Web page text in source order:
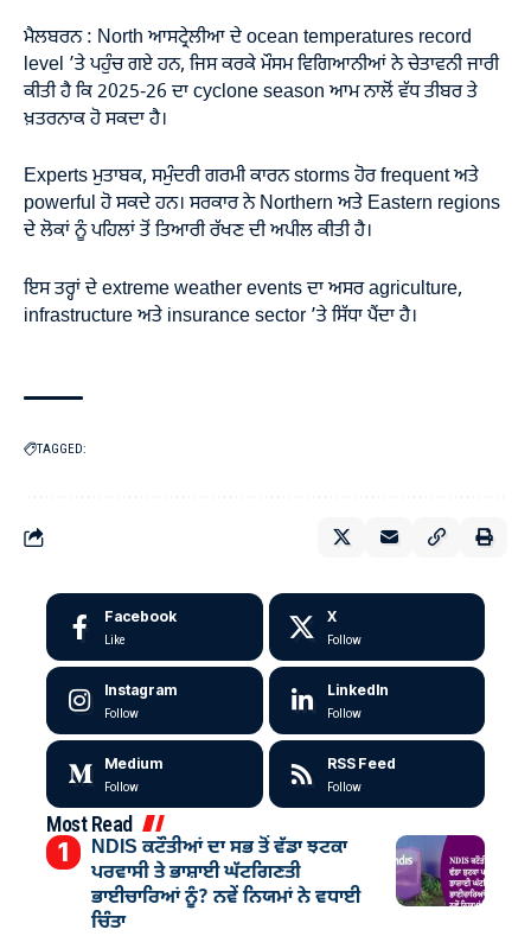
ਮੈਲਬਰਨ : North ਆਸਟ੍ਰੇਲੀਆ ਦੇ ocean temperatures record
level ’ਤੇ ਪਹੁੰਚ ਗਏ ਹਨ, ਜਿਸ ਕਰਕੇ ਮੌਸਮ ਵਿਗਿਆਨੀਆਂ ਨੇ ਚੇਤਾਵਨੀ ਜਾਰੀ
ਕੀਤੀ ਹੈ ਕਿ 2025-26 ਦਾ cyclone season ਆਮ ਨਾਲੋਂ ਵੱਧ ਤੀਬਰ ਤੇ
ਖ਼ਤਰਨਾਕ ਹੋ ਸਕਦਾ ਹੈ।
Experts ਮੁਤਾਬਕ, ਸਮੁੰਦਰੀ ਗਰਮੀ ਕਾਰਨ storms ਹੋਰ frequent ਅਤੇ
powerful ਹੋ ਸਕਦੇ ਹਨ। ਸਰਕਾਰ ਨੇ Northern ਅਤੇ Eastern regions
ਦੇ ਲੋਕਾਂ ਨੂੰ ਪਹਿਲਾਂ ਤੋਂ ਤਿਆਰੀ ਰੱਖਣ ਦੀ ਅਪੀਲ ਕੀਤੀ ਹੈ।
ਇਸ ਤਰ੍ਹਾਂ ਦੇ extreme weather events ਦਾ ਅਸਰ agriculture,
infrastructure ਅਤੇ insurance sector ’ਤੇ ਸਿੱਧਾ ਪੈਂਦਾ ਹੈ।
TAGGED:
Facebook
Like
X
Follow
Instagram
Follow
LinkedIn
Follow
Medium
Follow
RSS Feed
Follow
Most Read
NDIS ਕਟੌਤੀਆਂ ਦਾ ਸਭ ਤੋਂ ਵੱਡਾ ਝਟਕਾ
ਪਰਵਾਸੀ ਤੇ ਭਾਸ਼ਾਈ ਘੱਟਗਿਣਤੀ
ਭਾਈਚਾਰਿਆਂ ਨੂੰ? ਨਵੇਂ ਨਿਯਮਾਂ ਨੇ ਵਧਾਈ
ਚਿੰਤਾ